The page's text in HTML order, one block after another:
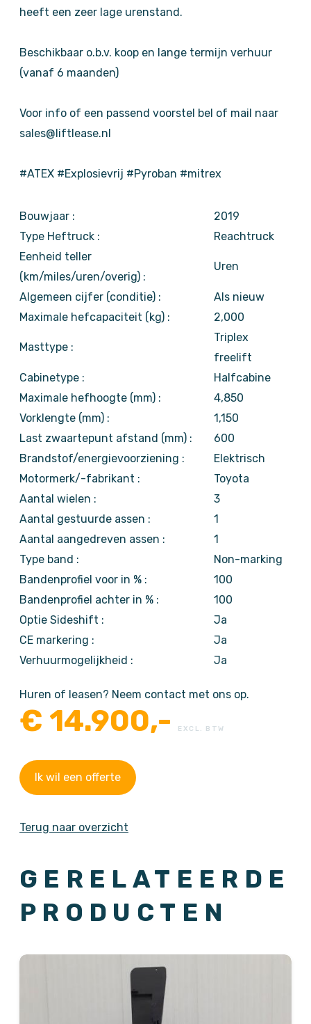
heeft een zeer lage urenstand.
Beschikbaar o.b.v. koop en lange termijn verhuur
(vanaf 6 maanden)
Voor info of een passend voorstel bel of mail naar
sales@liftlease.nl
#ATEX #Explosievrij #Pyroban #mitrex
Bouwjaar :
2019
Type Heftruck :
Reachtruck
Eenheid teller
(km/miles/uren/overig) :
Uren
Algemeen cijfer (conditie) :
Als nieuw
Maximale hefcapaciteit (kg) :
2,000
Masttype :
Triplex
freelift
Cabinetype :
Halfcabine
Maximale hefhoogte (mm) :
4,850
Vorklengte (mm) :
1,150
Last zwaartepunt afstand (mm) :
600
Brandstof/energievoorziening :
Elektrisch
Motormerk/-fabrikant :
Toyota
Aantal wielen :
3
Aantal gestuurde assen :
1
Aantal aangedreven assen :
1
Type band :
Non-marking
Bandenprofiel voor in % :
100
Bandenprofiel achter in % :
100
Optie Sideshift :
Ja
CE markering :
Ja
Verhuurmogelijkheid :
Ja
Huren of leasen? Neem contact met ons op.
€ 14.900,- EXCL. BTW
Ik wil een offerte
Terug naar overzicht
GERELATEERDE
PRODUCTEN